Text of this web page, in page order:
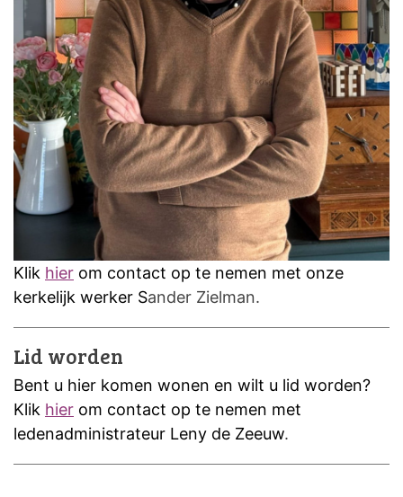
Klik hier om contact op te nemen met onze
kerkelijk werker Sander Zielman.
Lid worden
Bent u hier komen wonen en wilt u lid worden?
Klik hier om contact op te nemen met
ledenadministrateur Leny de Zeeuw.